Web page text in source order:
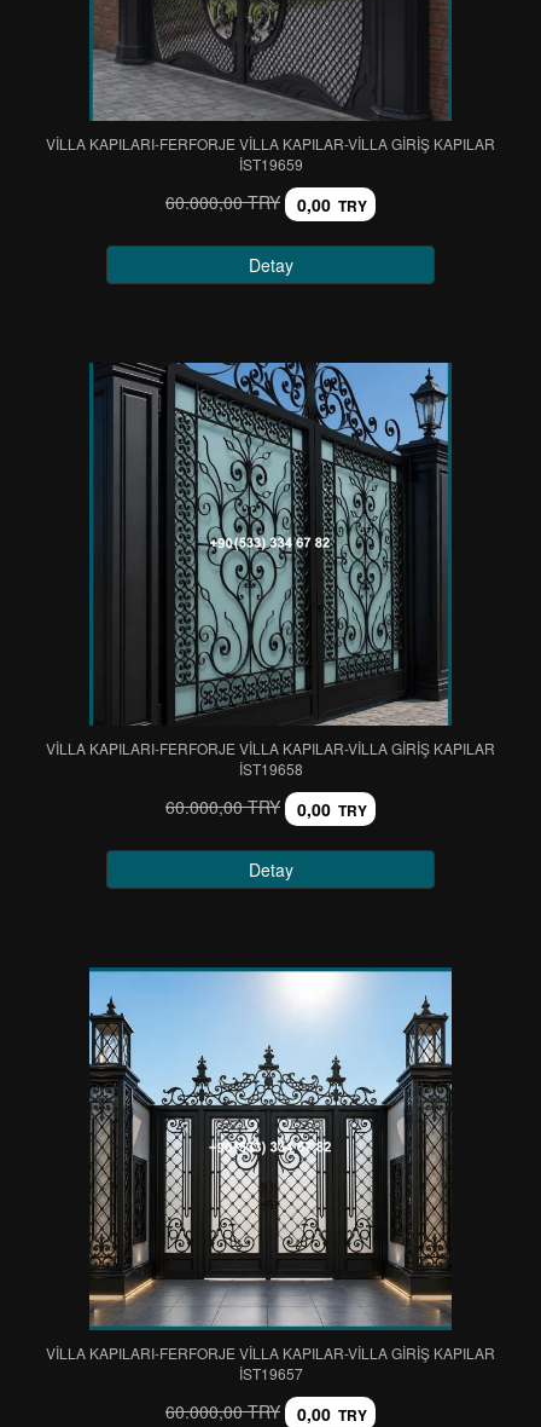
VİLLA KAPILARI-FERFORJE VİLLA KAPILAR-VİLLA GİRİŞ KAPILAR
IST19659
60.000,00 TRY 0,00 TRY
Detay
VİLLA KAPILARI-FERFORJE VİLLA KAPILAR-VİLLA GİRİŞ KAPILAR
IST19658
60.000,00 TRY 0,00 TRY
Detay
VİLLA KAPILARI-FERFORJE VİLLA KAPILAR-VİLLA GİRİŞ KAPILAR
IST19657
60.000,00 TRY 0,00 TRY